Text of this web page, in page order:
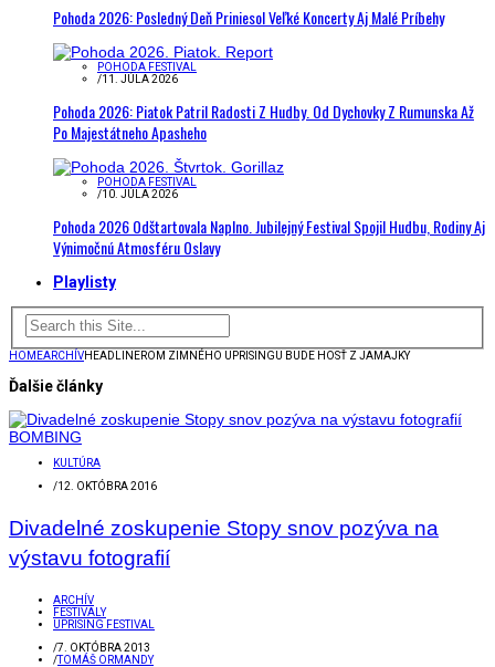
Pohoda 2026: Posledný Deň Priniesol Veľké Koncerty Aj Malé Príbehy
POHODA FESTIVAL
/11. JÚLA 2026
Pohoda 2026: Piatok Patril Radosti Z Hudby. Od Dychovky Z Rumunska Až
Po Majestátneho Apasheho
POHODA FESTIVAL
/10. JÚLA 2026
Pohoda 2026 Odštartovala Naplno. Jubilejný Festival Spojil Hudbu, Rodiny Aj
Výnimočnú Atmosféru Oslavy
Playlisty
HOMEARCHÍVHEADLINEROM ZIMNÉHO UPRISINGU BUDE HOSŤ Z JAMAJKY
Ďalšie články
KULTÚRA
/12. OKTÓBRA 2016
Divadelné zoskupenie Stopy snov pozýva na
výstavu fotografií
ARCHÍV
FESTIVALY
UPRISING FESTIVAL
/7. OKTÓBRA 2013
/TOMÁŠ ORMANDY